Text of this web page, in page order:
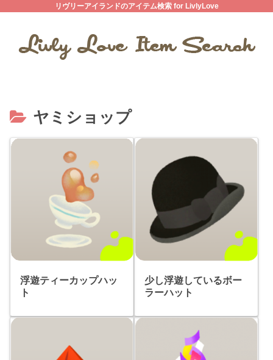
リヴリーアイランドのアイテム検索 for LivlyLove
ヤミショップ
浮遊ティーカップハッ
ト
少し浮遊しているボー
ラーハット